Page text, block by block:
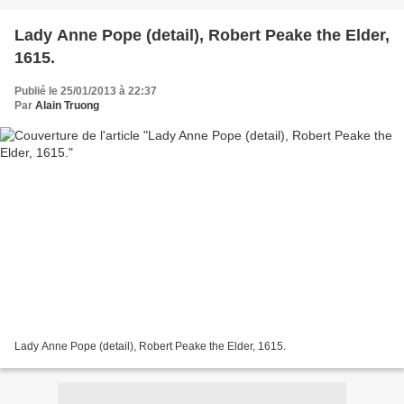
Lady Anne Pope (detail), Robert Peake the Elder,
1615.
Publié le 25/01/2013 à 22:37
Par Alain Truong
Lady Anne Pope (detail), Robert Peake the Elder, 1615.